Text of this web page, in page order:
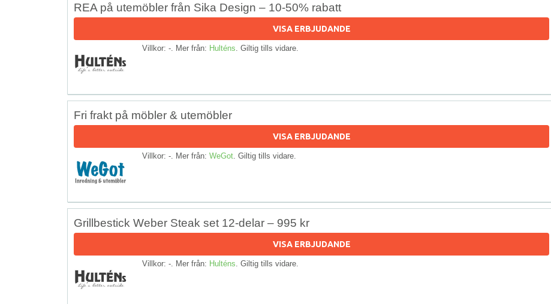
REA på utemöbler från Sika Design – 10-50% rabatt
VISA ERBJUDANDE
Villkor: -. Mer från: Hulténs . Giltig tills vidare.
Fri frakt på möbler & utemöbler
VISA ERBJUDANDE
Villkor: -. Mer från: WeGot . Giltig tills vidare.
Grillbestick Weber Steak set 12-delar – 995 kr
VISA ERBJUDANDE
Villkor: -. Mer från: Hulténs . Giltig tills vidare.